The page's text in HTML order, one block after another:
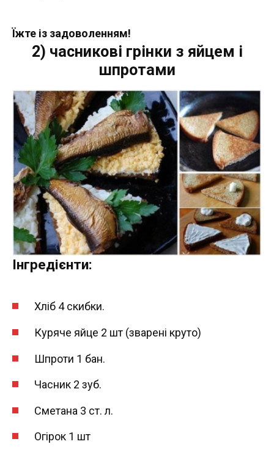
Їжте із задоволенням!
2) часникові грінки з яйцем і
шпротами
Інгредієнти:
Хліб 4 скибки.
Куряче яйце 2 шт (зварені круто)
Шпроти 1 бан.
Часник 2 зуб.
Сметана 3 ст. л.
Огірок 1 шт